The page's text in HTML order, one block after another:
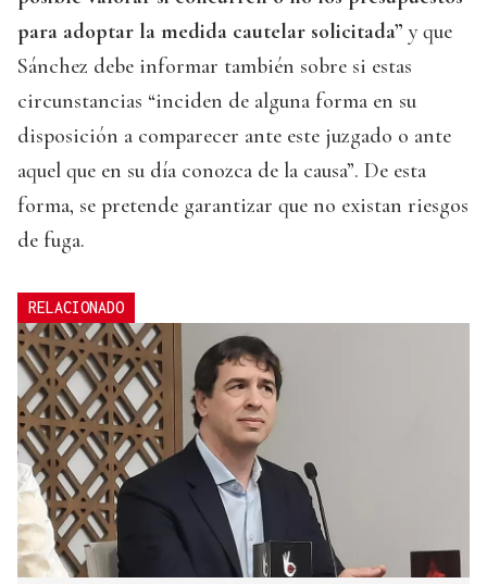
para adoptar la medida cautelar solicitada” y que
Sánchez debe informar también sobre si estas
circunstancias “inciden de alguna forma en su
disposición a comparecer ante este juzgado o ante
aquel que en su día conozca de la causa”. De esta
forma, se pretende garantizar que no existan riesgos
de fuga.
RELACIONADO